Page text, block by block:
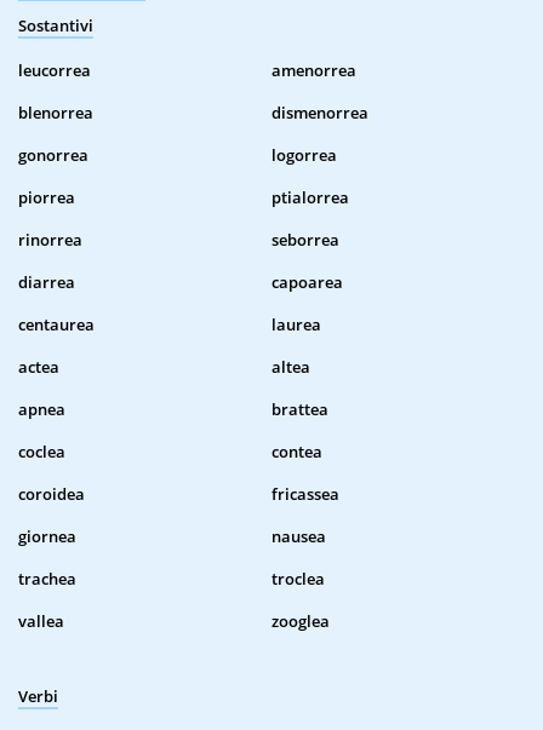
Sostantivi
leucorrea
amenorrea
blenorrea
dismenorrea
gonorrea
logorrea
piorrea
ptialorrea
rinorrea
seborrea
diarrea
capoarea
centaurea
laurea
actea
altea
apnea
brattea
coclea
contea
coroidea
fricassea
giornea
nausea
trachea
troclea
vallea
zooglea
Verbi